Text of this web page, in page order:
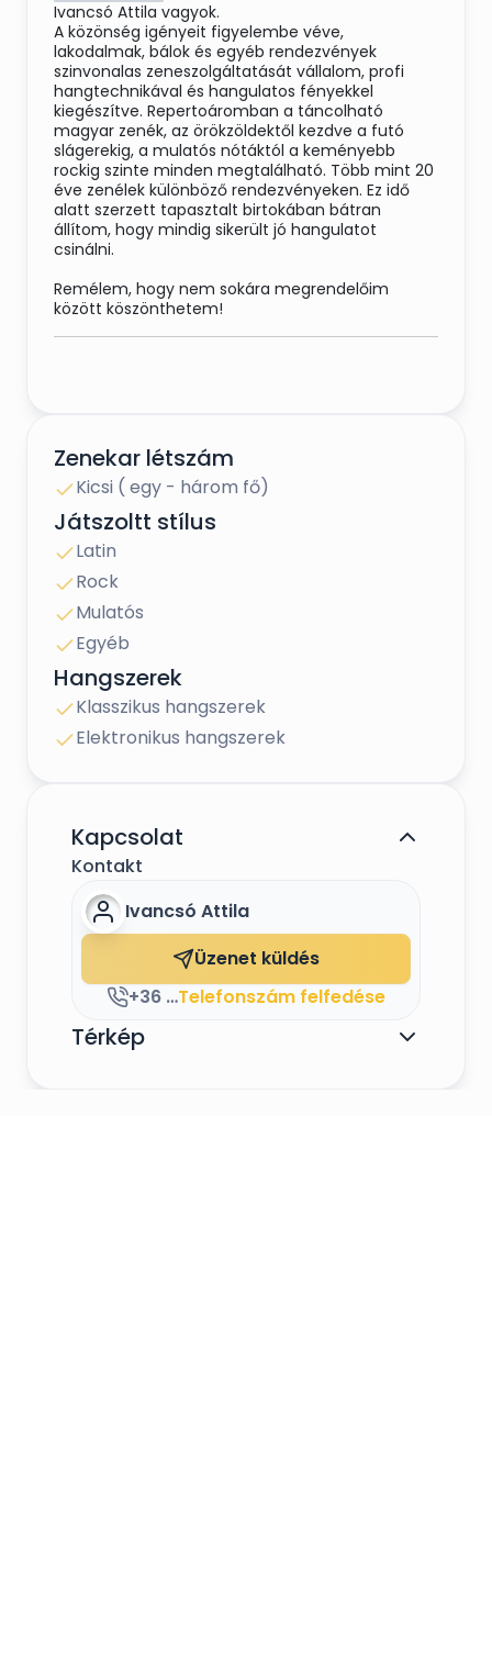
Ivancsó Attila vagyok.
A közönség igényeit figyelembe véve,
lakodalmak, bálok és egyéb rendezvények
szinvonalas zeneszolgáltatását vállalom, profi
hangtechnikával és hangulatos fényekkel
kiegészítve. Repertoáromban a táncolható
magyar zenék, az örökzöldektől kezdve a futó
slágerekig, a mulatós nótáktól a keményebb
rockig szinte minden megtalálható. Több mint 20
éve zenélek különböző rendezvényeken. Ez idő
alatt szerzett tapasztalt birtokában bátran
állítom, hogy mindig sikerült jó hangulatot
csinálni.
Remélem, hogy nem sokára megrendelőim
között köszönthetem!
Zenekar létszám
Kicsi ( egy - három fő)
Játszoltt stílus
Latin
Rock
Mulatós
Egyéb
Hangszerek
Klasszikus hangszerek
Elektronikus hangszerek
Kapcsolat
Kontakt
Ivancsó Attila
Üzenet küldés
+36 30 3493667Telefonszám felfedése
Térkép